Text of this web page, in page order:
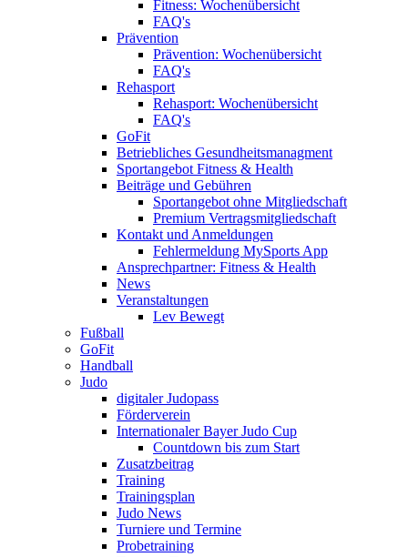
Fitness: Wochenübersicht
FAQ's
Prävention
Prävention: Wochenübersicht
FAQ's
Rehasport
Rehasport: Wochenübersicht
FAQ's
GoFit
Betriebliches Gesundheitsmanagment
Sportangebot Fitness & Health
Beiträge und Gebühren
Sportangebot ohne Mitgliedschaft
Premium Vertragsmitgliedschaft
Kontakt und Anmeldungen
Fehlermeldung MySports App
Ansprechpartner: Fitness & Health
News
Veranstaltungen
Lev Bewegt
Fußball
GoFit
Handball
Judo
digitaler Judopass
Förderverein
Internationaler Bayer Judo Cup
Countdown bis zum Start
Zusatzbeitrag
Training
Trainingsplan
Judo News
Turniere und Termine
Probetraining